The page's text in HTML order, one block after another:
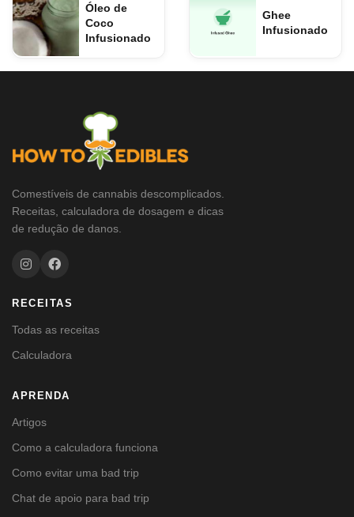
Óleo de
Coco
Infusionado
Ghee
Infusionado
Comestíveis de cannabis descomplicados.
Receitas, calculadora de dosagem e dicas
de redução de danos.
RECEITAS
Todas as receitas
Calculadora
APRENDA
Artigos
Como a calculadora funciona
Como evitar uma bad trip
Chat de apoio para bad trip